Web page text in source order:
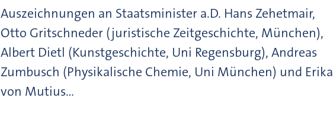
Auszeichnungen an Staatsminister a.D. Hans Zehetmair,
Otto Gritschneder (juristische Zeitgeschichte, München),
Albert Dietl (Kunstgeschichte, Uni Regensburg), Andreas
Zumbusch (Physikalische Chemie, Uni München) und Erika
von Mutius…